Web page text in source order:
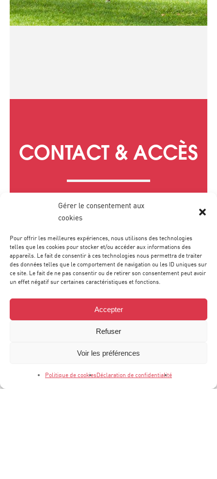
Gérer le consentement aux
cookies
Pour offrir les meilleures expériences, nous utilisons des technologies
telles que les cookies pour stocker et/ou accéder aux informations des
appareils. Le fait de consentir à ces technologies nous permettra de traiter
des données telles que le comportement de navigation ou les ID uniques sur
ce site. Le fait de ne pas consentir ou de retirer son consentement peut avoir
un effet négatif sur certaines caractéristiques et fonctions.
Accepter
Refuser
Voir les préférences
Politique de cookiesDéclaration de confidentialité
CONTACT & ACCÈS
1300 Avenue Albert Einstein
34000 Montpellier